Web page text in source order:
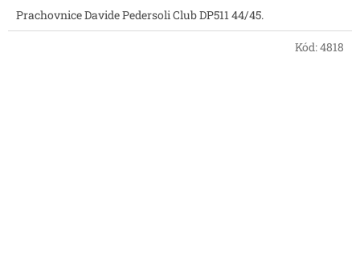
Prachovnice Davide Pedersoli Club DP511 44/45.
Kód:4818